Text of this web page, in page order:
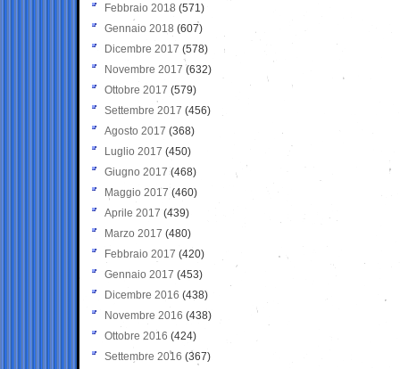
Febbraio 2018 (571)
Gennaio 2018 (607)
Dicembre 2017 (578)
Novembre 2017 (632)
Ottobre 2017 (579)
Settembre 2017 (456)
Agosto 2017 (368)
Luglio 2017 (450)
Giugno 2017 (468)
Maggio 2017 (460)
Aprile 2017 (439)
Marzo 2017 (480)
Febbraio 2017 (420)
Gennaio 2017 (453)
Dicembre 2016 (438)
Novembre 2016 (438)
Ottobre 2016 (424)
Settembre 2016 (367)